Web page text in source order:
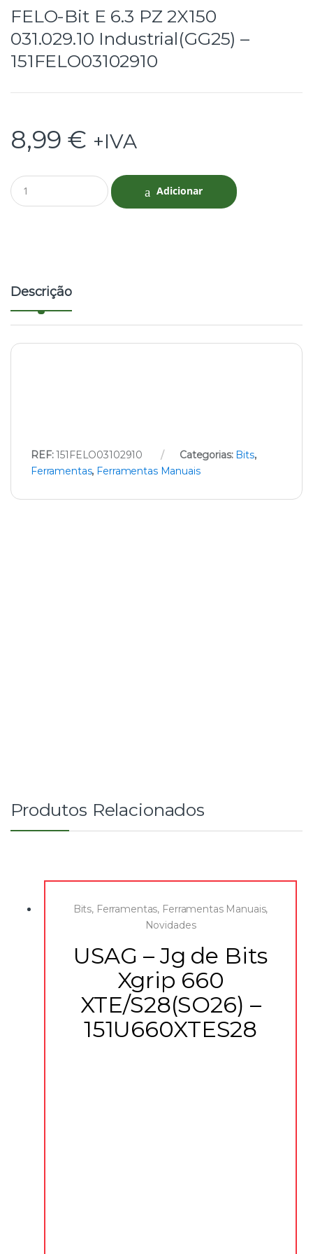
FELO-Bit E 6.3 PZ 2X150
031.029.10 Industrial(GG25) –
151FELO03102910
8,99 € +IVA
Q
u
Adicionar
Descrição
REF:151FELO03102910 Categorias: Bits,
Ferramentas, Ferramentas Manuais
Produtos Relacionados
Bits, Ferramentas, Ferramentas Manuais,
Novidades
USAG – Jg de Bits
Xgrip 660
XTE/S28(SO26) –
151U660XTES28